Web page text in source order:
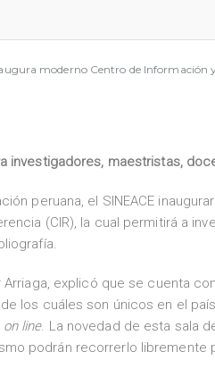
moderno Centro de Información
investigadores, maestristas,
peruana, el SINEACE
(CIR), la cual permitirá a
Arriaga, explicó que se cuenta
los cuáles son únicos en el
on line. La novedad de esta sala
podrán recorrerlo libremente